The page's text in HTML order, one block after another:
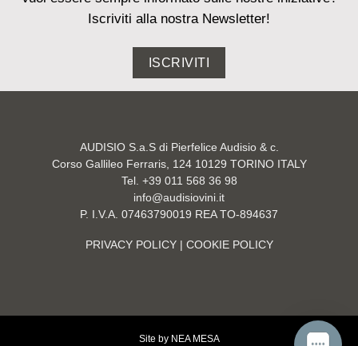
Iscriviti alla nostra Newsletter!
ISCRIVITI
AUDISIO S.a.S di Pierfelice Audisio & c.
Corso Gallileo Ferraris, 124 10129 TORINO ITALY
Tel. +39 011 568 36 98
info@audisiovini.it
P. I.V.A. 07463790019 REA TO-894637
PRIVACY POLICY| COOKIE POLICY
Site by NEA MESA